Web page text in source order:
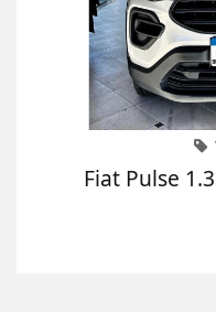
Fiat Pulse